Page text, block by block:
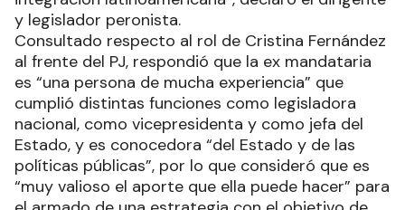
y legislador peronista.
Consultado respecto al rol de Cristina Fernández
al frente del PJ, respondió que la ex mandataria
es “una persona de mucha experiencia” que
cumplió distintas funciones como legisladora
nacional, como vicepresidenta y como jefa del
Estado, y es conocedora “del Estado y de las
políticas públicas”, por lo que consideró que es
“muy valioso el aporte que ella puede hacer” para